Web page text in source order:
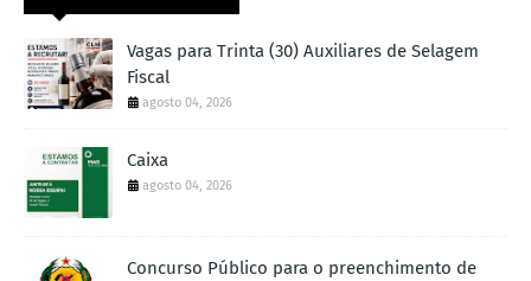
Vagas para Trinta (30) Auxiliares de Selagem
Fiscal
agosto 04, 2026
Caixa
agosto 04, 2026
Concurso Público para o preenchimento de